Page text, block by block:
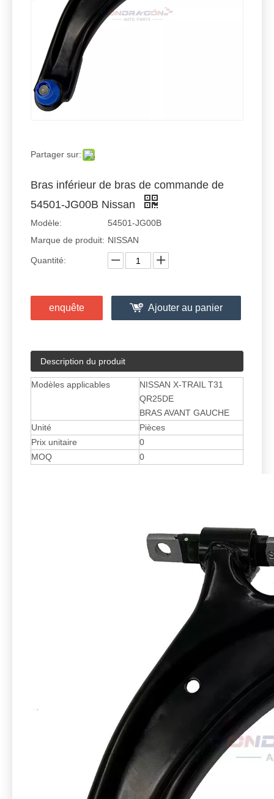
Partager sur:
Bras inférieur de bras de commande de
54501-JG00B Nissan
Modèle:
54501-JG00B
Marque de produit: NISSAN
Quantité:
enquête Ajouter au panier
Description du produit
Modèles applicables
NISSAN X-TRAIL T31
QR25DE
BRAS AVANT GAUCHE
Unité
Pièces
Prix ​​unitaire
0
MOQ
0